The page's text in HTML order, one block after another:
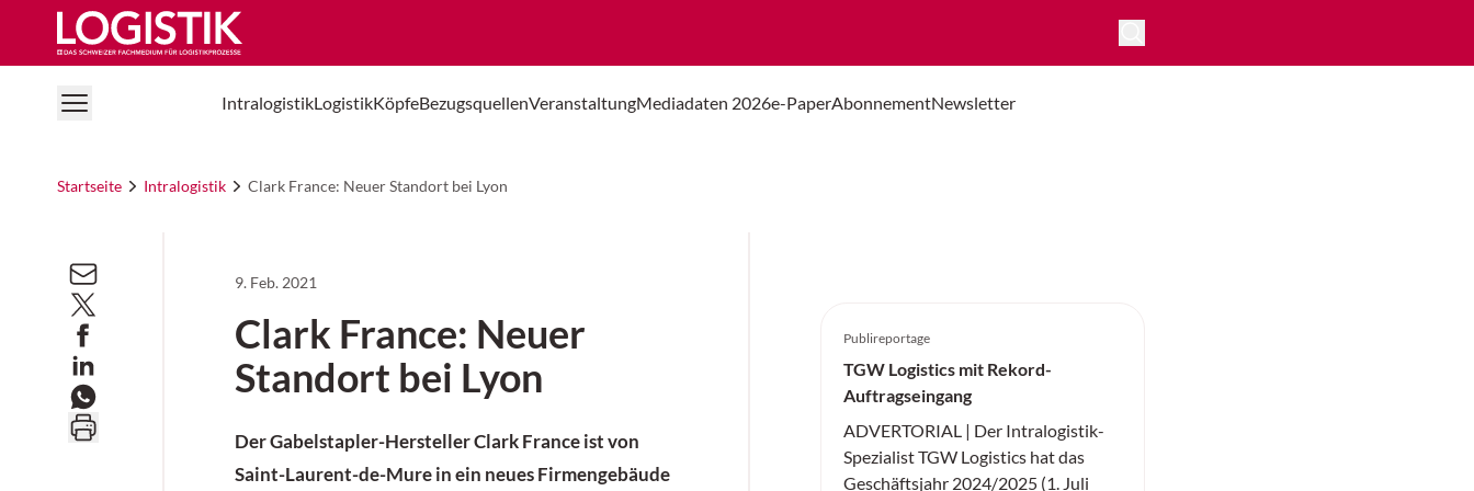
Logistik Online
IntralogistikLogistikKöpfeBezugsquellenVeranstaltungMediadaten 2026e-PaperAbonnementNewsletter
Startseite Intralogistik Clark France: Neuer Standort bei Lyon
9. Feb. 2021
Clark France: Neuer
Standort bei Lyon
Der Gabelstapler-Hersteller Clark France ist von
Saint-Laurent-de-Mure in ein neues Firmengebäude
Publireportage
TGW Logistics mit Rekord-
Auftragseingang
ADVERTORIAL | Der Intralogistik-
Spezialist TGW Logistics hat das
Geschäftsjahr 2024/2025 (1. Juli